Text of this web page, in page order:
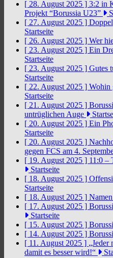
[ 28. August 2025 ] 3:2 in
Projekt “Borussia U23”
[ 27. August 2025 ]
Startseite
[ 26. August 2025 ] Wer
[ 23. August 2025 ] Ein
Startseite
[ 23. August 2025 ] Gutes
Startseite
[ 22. August 2025 ] Wohin
Startseite
[ 21. August 2025 ]
untrüglichen Auge
[ 20. August 2025 ] Ein
Startseite
[ 20. August 2025 ]
gegen FCS am 4.
[ 19. August 2025 ] 11:0 –
Startseite
[ 18. August 2025 ]
Startseite
[ 18. August 2025 ]
[ 17. August 2025 ]
Startseite
[ 15. August 2025 ]
[ 14. August 2025 ]
[ 11. August 2025 ] „Jeder
damit es besser wird!“